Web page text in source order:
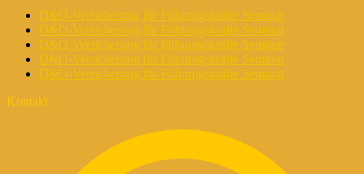
D&O-Versicherung für Führungskräfte Seminar
D&O-Versicherung für Führungskräfte Seminar
D&O-Versicherung für Führungskräfte Seminar
D&O-Versicherung für Führungskräfte Seminar
D&O-Versicherung für Führungskräfte Seminar
Kontakt